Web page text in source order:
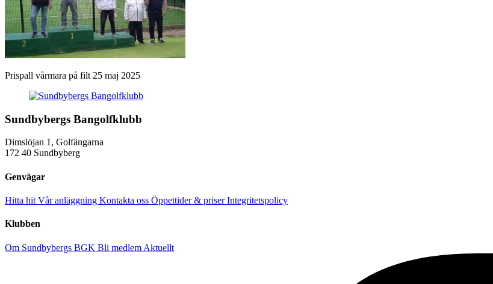
Prispall vårmara på filt 25 maj 2025
Sundbybergs Bangolfklubb
Dimslöjan 1, Golfängarna
172 40 Sundbyberg
Genvägar
Hitta hit Vår anläggning Kontakta oss Öppettider & priserIntegritetspolicy
Klubben
Om Sundbybergs BGK Bli medlem Aktuellt